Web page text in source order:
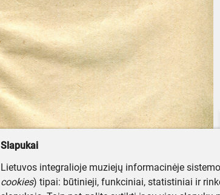
Slapukai
Lietuvos integralioje muziejų informacinėje
cookies) tipai: būtinieji, funkciniai, statistiniai ir